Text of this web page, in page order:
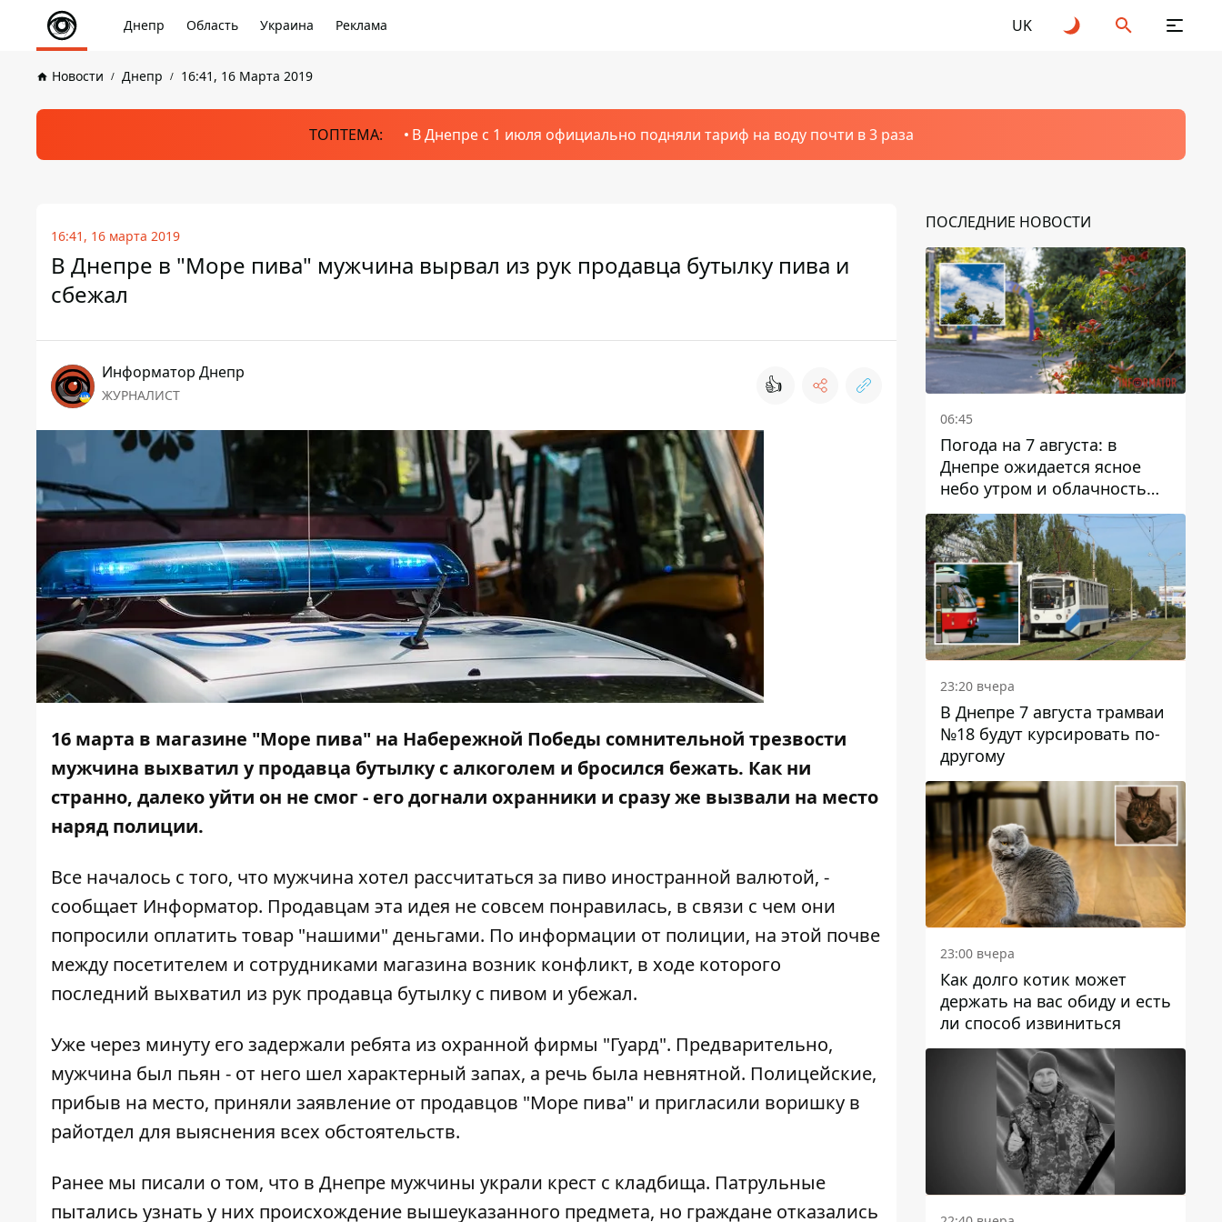
Днепр Область Украина Реклама UK
Новости Днепр 16:41, 16 Марта 2019
ТОПТЕМА: В Днепре с 1 июля официально подняли тариф на воду почти в 3 раза
16:41, 16 марта 2019
В Днепре в "Море пива" мужчина вырвал из рук продавца бутылку пива и
сбежал
Информатор Днепр
ЖУРНАЛИСТ 👍
16 марта в магазине "Море пива" на Набережной Победы сомнительной трезвости
мужчина выхватил у продавца бутылку с алкоголем и бросился бежать. Как ни
странно, далеко уйти он не смог - его догнали охранники и сразу же вызвали на место
наряд полиции.
Все началось с того, что мужчина хотел рассчитаться за пиво иностранной валютой, -
сообщает Информатор. Продавцам эта идея не совсем понравилась, в связи с чем они
попросили оплатить товар "нашими" деньгами. По информации от полиции, на этой почве
между посетителем и сотрудниками магазина возник конфликт, в ходе которого
последний выхватил из рук продавца бутылку с пивом и убежал.
Уже через минуту его задержали ребята из охранной фирмы "Гуард". Предварительно,
мужчина был пьян - от него шел характерный запах, а речь была невнятной. Полицейские,
прибыв на место, приняли заявление от продавцов "Море пива" и пригласили воришку в
райотдел для выяснения всех обстоятельств.
Ранее мы писали о том, что в Днепре мужчины украли крест с кладбища. Патрульные
пытались узнать у них происхождение вышеуказанного предмета, но граждане отказались
ПОСЛЕДНИЕ НОВОСТИ
06:45
Погода на 7 августа: в
Днепре ожидается ясное
небо утром и облачность
после обеда
23:20 вчера
В Днепре 7 августа трамваи
№18 будут курсировать по-
другому
23:00 вчера
Как долго котик может
держать на вас обиду и есть
ли способ извиниться